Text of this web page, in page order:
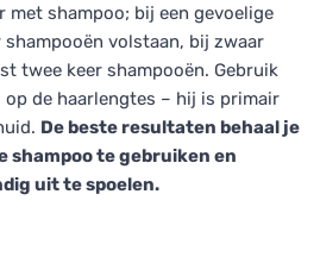
met shampoo; bij een gevoelige
volstaan, bij zwaar
twee keer shampooën. Gebruik
de haarlengtes – hij is primair
De beste resultaten behaal je
shampoo te gebruiken en
uit te spoelen.